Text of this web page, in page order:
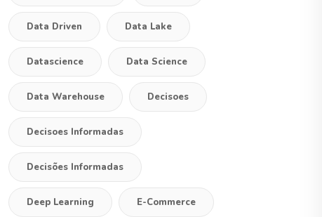
Data Driven Data Lake
Datascience Data Science
Data Warehouse Decisoes
Decisoes Informadas
Decisões Informadas
Deep Learning E-Commerce